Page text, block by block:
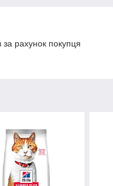
рахунок покупця